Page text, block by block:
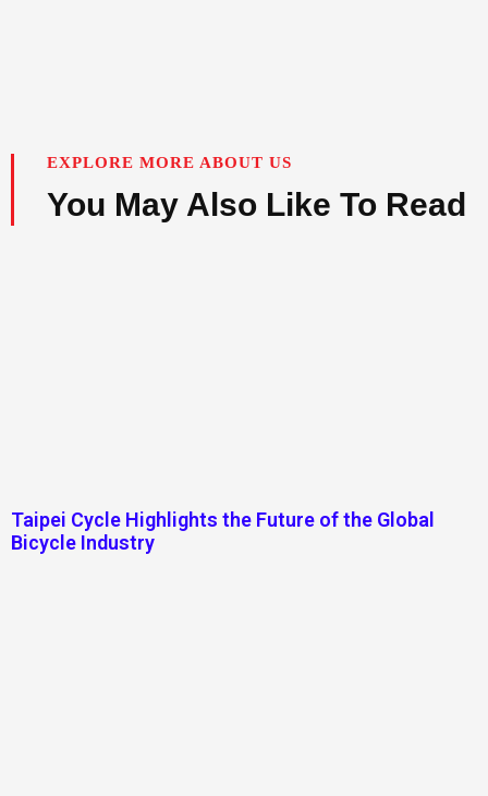
EXPLORE MORE ABOUT US
You May Also Like To Read
Taipei Cycle Highlights the Future of the Global
Bicycle Industry